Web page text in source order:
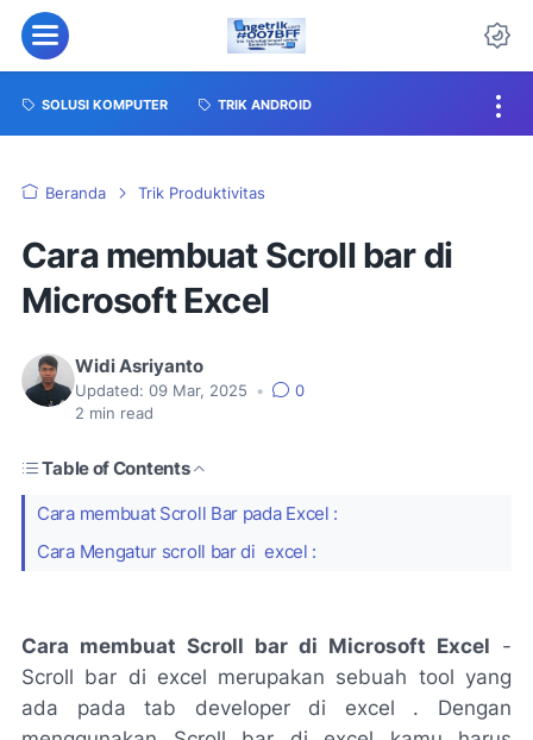
SOLUSI KOMPUTER TRIK ANDROID
Beranda Trik Produktivitas
Cara membuat Scroll bar di
Microsoft Excel
Widi Asriyanto
Updated: 09 Mar, 2025 •
0
2 min read
Table of Contents
Cara membuat Scroll Bar pada Excel :
Cara Mengatur scroll bar di excel :
Cara membuat Scroll bar di Microsoft Excel -
Scroll bar di excel merupakan sebuah tool yang
ada pada tab developer di excel . Dengan